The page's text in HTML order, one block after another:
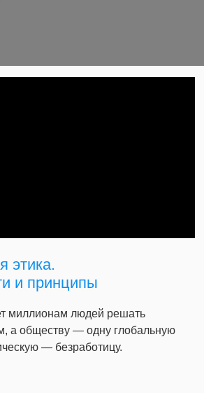
этика.
и принципы
миллионам людей решать
а обществу — одну глобальную
— безработицу.